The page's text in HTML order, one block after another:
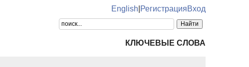
English РегистрацияВход
КЛЮЧЕВЫЕ СЛОВА